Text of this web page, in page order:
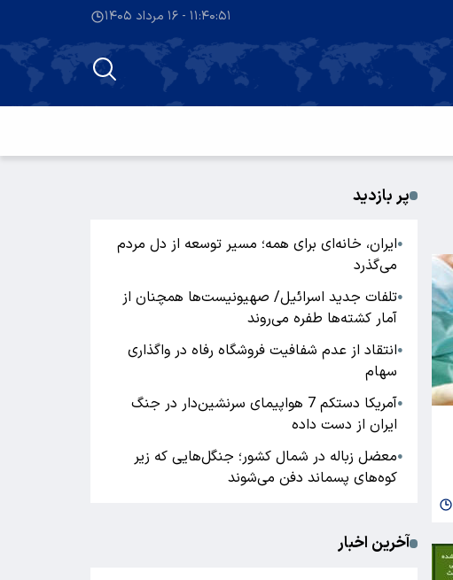
۱۱:۴۰:۵۲ - ۱۶ مرداد ۱۴۰۵
پر بازدید
●ایران، خانه‌ای برای همه؛ مسیر توسعه از دل مردم
می‌گذرد
●تلفات جدید اسرائیل/ صهیونیست‌ها همچنان از
آمار کشته‌ها طفره می‌روند
●انتقاد از عدم شفافیت فروشگاه رفاه در واگذاری
سهام
●
آمریکا دستکم 7 هواپیمای سرنشین‌دار در جنگ
ایران از دست داده
●معضل زباله در شمال کشور؛ جنگل‌هایی که زیر
کوه‌های پسماند دفن می‌شوند
آخرین اخبار